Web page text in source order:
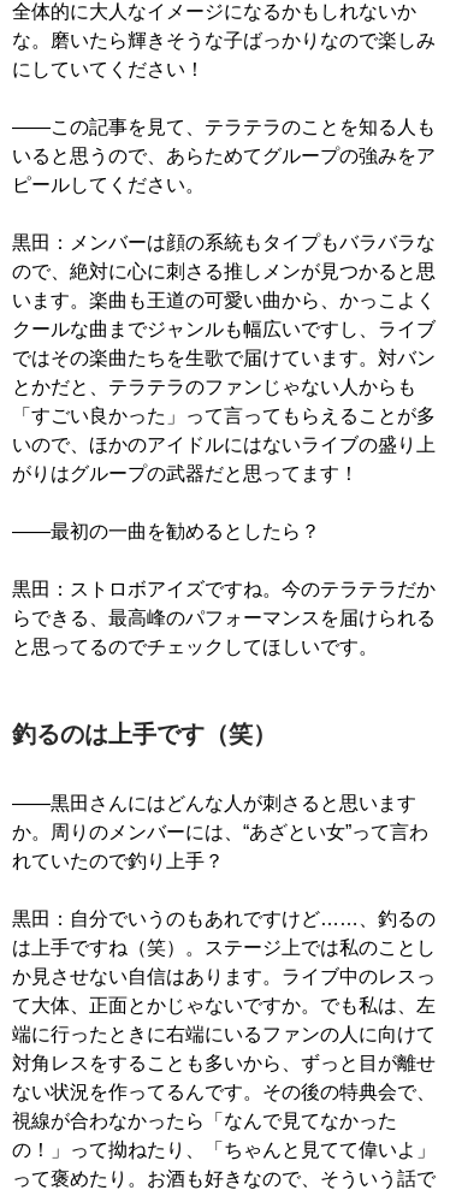
全体的に大人なイメージになるかもしれないか
な。磨いたら輝きそうな子ばっかりなので楽しみ
にしていてください！
――この記事を見て、テラテラのことを知る人も
いると思うので、あらためてグループの強みをア
ピールしてください。
黒田：メンバーは顔の系統もタイプもバラバラな
ので、絶対に心に刺さる推しメンが見つかると思
います。楽曲も王道の可愛い曲から、かっこよく
クールな曲までジャンルも幅広いですし、ライブ
ではその楽曲たちを生歌で届けています。対バン
とかだと、テラテラのファンじゃない人からも
「すごい良かった」って言ってもらえることが多
いので、ほかのアイドルにはないライブの盛り上
がりはグループの武器だと思ってます！
――最初の一曲を勧めるとしたら？
黒田：ストロボアイズですね。今のテラテラだか
らできる、最高峰のパフォーマンスを届けられる
と思ってるのでチェックしてほしいです。
釣るのは上手です（笑）
――黒田さんにはどんな人が刺さると思います
か。周りのメンバーには、“あざとい女”って言わ
れていたので釣り上手？
黒田：自分でいうのもあれですけど……、釣るの
は上手ですね（笑）。ステージ上では私のことし
か見させない自信はあります。ライブ中のレスっ
て大体、正面とかじゃないですか。でも私は、左
端に行ったときに右端にいるファンの人に向けて
対角レスをすることも多いから、ずっと目が離せ
ない状況を作ってるんです。その後の特典会で、
視線が合わなかったら「なんで見てなかった
の！」って拗ねたり、「ちゃんと見てて偉いよ」
って褒めたり。お酒も好きなので、そういう話で